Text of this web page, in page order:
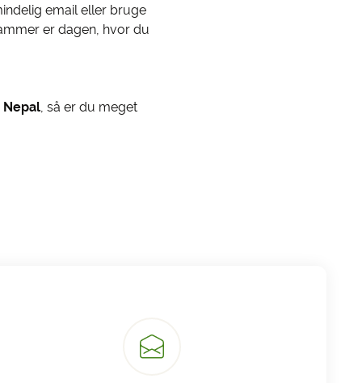
email eller bruge
er dagen, hvor du
Nepal, så er du meget